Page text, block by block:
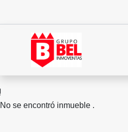
No se encontró inmueble .